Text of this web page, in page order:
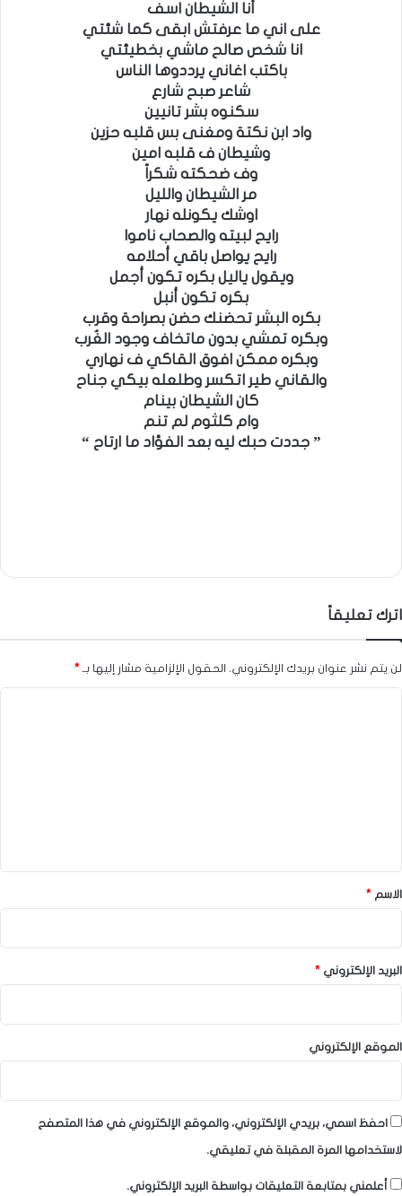
أنا الشيطان اسف
على اني ما عرفتش ابقى كما شئتي
انا شخص صالح ماشي بخطيئتي
باكتب اغاني يرددوها الناس
شاعر صبح شارع
سكنوه بشر تانيين
واد ابن نكتة ومغنى بس قلبه حزين
وشيطان ف قلبه امين
وف ضحكته شكراً
مر الشيطان والليل
اوشك يكونله نهار
رايح لبيته والصحاب ناموا
رايح يواصل باقي أحلامه
ويقول ياليل بكره تكون أجمل
بكره تكون أنبل
بكره البشر تحضنك حضن بصراحة وقرب
وبكره تمشي بدون ماتخاف وجود الغُرب
وبكره ممكن افوق القاكي ف نهاري
والقاني طير اتكسر وطلعله بيكي جناح
كان الشيطان بينام
وام كلثوم لم تنم
” جددت حبك ليه بعد الفؤاد ما ارتاح “
اترك تعليقاً
لن يتم نشر عنوان بريدك الإلكتروني. الحقول الإلزامية مشار إليها بـ *
*
الاسم *
البريد الإلكتروني *
الموقع الإلكتروني
احفظ اسمي، بريدي الإلكتروني، والموقع الإلكتروني في هذا المتصفح
لاستخدامها المرة المقبلة في تعليقي.
أعلمني بمتابعة التعليقات بواسطة البريد الإلكتروني.